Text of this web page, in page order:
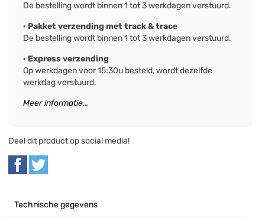
De bestelling wordt binnen 1 tot 3 werkdagen verstuurd.
· Pakket verzending met track & trace
De bestelling wordt binnen 1 tot 3 werkdagen verstuurd.
· Express verzending
Op werkdagen voor 15:30u besteld, wordt dezelfde
werkdag verstuurd.
Meer informatie...
Deel dit product op social media!
Technische gegevens